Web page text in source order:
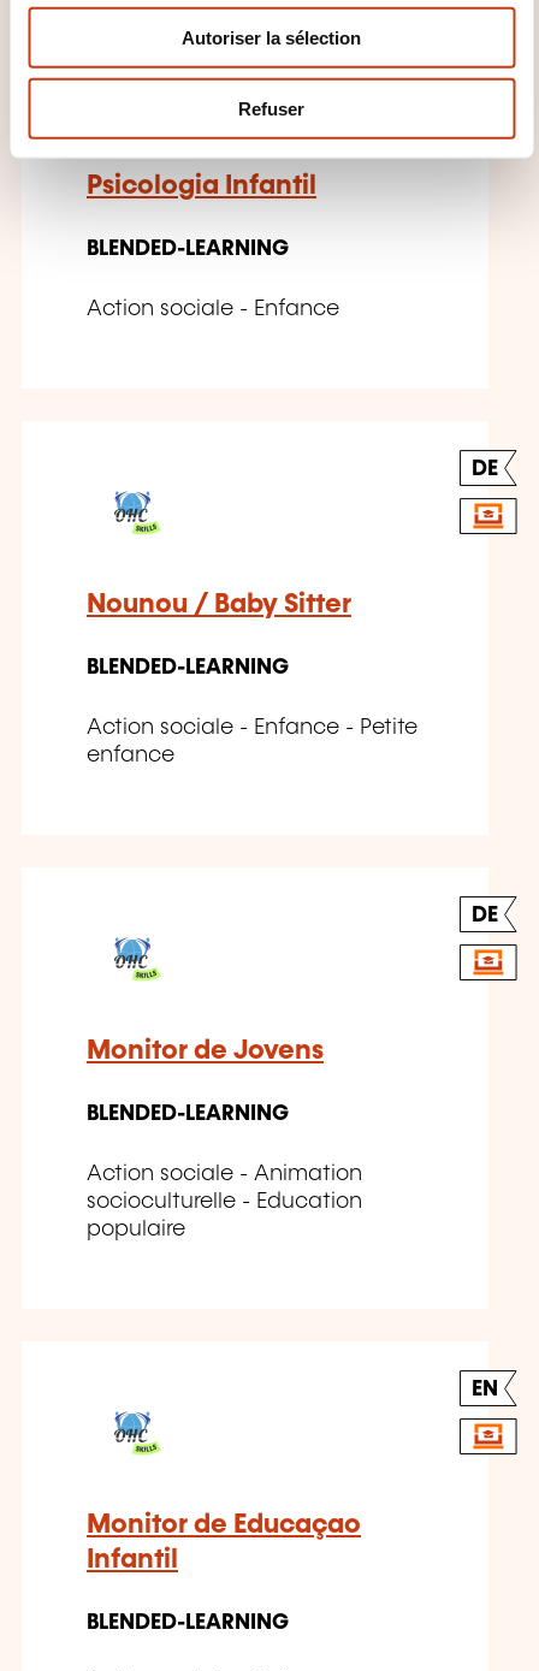
n
Autoriser la sélection
Refuser
Psicologia Infantil
BLENDED-LEARNING
Action sociale - Enfance
DE
Nounou / Baby Sitter
BLENDED-LEARNING
Action sociale - Enfance - Petite
enfance
DE
Monitor de Jovens
BLENDED-LEARNING
Action sociale - Animation
socioculturelle - Education
populaire
EN
Monitor de Educaçao
Infantil
BLENDED-LEARNING